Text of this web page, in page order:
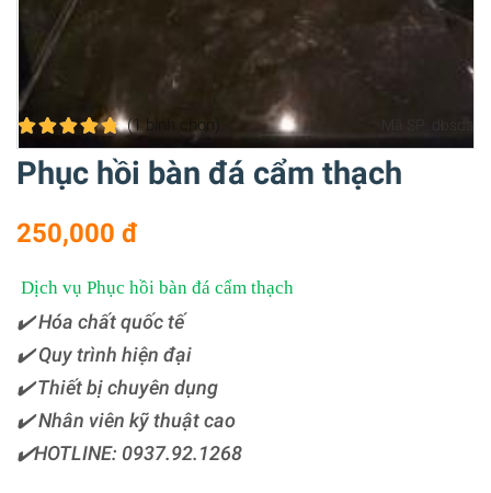
(1 bình chọn Mã SP:
Phục hồi bàn đá cẩm thạch
250,000 đ
Dịch vụ Phục hồi bàn đá cẩm thạch
✔️ Hóa chất quốc tế
✔️ Quy trình hiện đại
✔️ Thiết bị chuyên dụng
✔️ Nhân viên kỹ thuật cao
✔️HOTLINE: 0937.92.1268